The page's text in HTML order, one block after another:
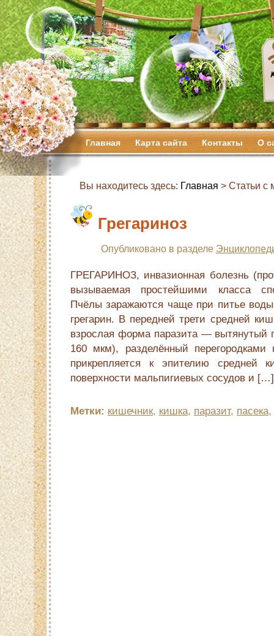
Главная Карта сайта Контакты О
Вы находитесь здесь: Главная > Статьи с
Грегариноз
Опубликовано в разделе
ГРЕГАРИНОЗ, инвазионная болезнь
вызываемая простейшими класса
Пчёлы заражаются чаще при питье
грегарин. В передней трети средней
взрослая форма паразита — вытянутый
160 мкм), разделённый
прикрепляется к эпителию средней
поверхности мальпигиевых сосудов и […]
Метки: кишечник, кишка, паразит, пасека,